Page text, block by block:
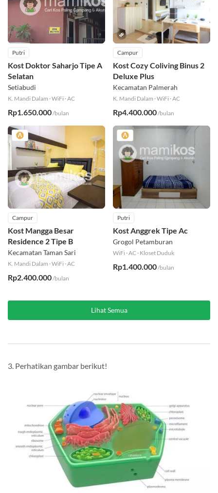
Putri
Kost Doktor Saharjo Tipe A
Selatan
Setiabudi
K. Mandi Dalam ·WiFi ·AC
Rp1.650.000/bulan
Campur
Kost Cozy Coliving Binus 2
Deluxe Plus
Kecamatan Palmerah
K. Mandi Dalam ·WiFi ·AC
Rp4.400.000/bulan
Campur
Kost Mangga Besar
Residence 2 Tipe B
Kecamatan Taman Sari
K. Mandi Dalam ·WiFi ·AC
Rp2.400.000/bulan
Putri
Kost Anggrek Tipe Ac
Grogol Petamburan
WiFi ·AC · Kloset Duduk
Rp1.400.000/bulan
Lihat Semua
3. Perhatikan gambar berikut!